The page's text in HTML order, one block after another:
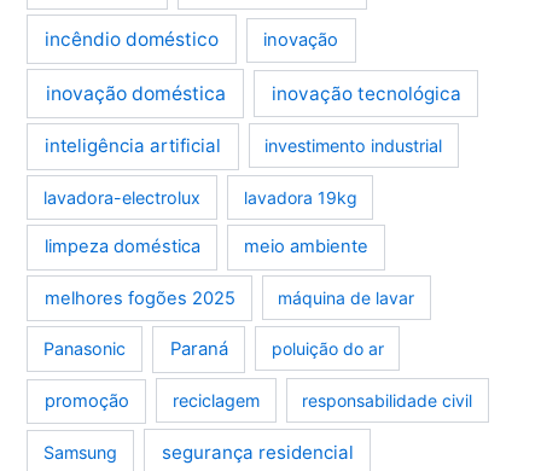
incêndio doméstico inovação
inovação doméstica inovação tecnológica
inteligência artificial investimento industrial
lavadora-electrolux lavadora 19kg
limpeza doméstica meio ambiente
melhores fogões 2025 máquina de lavar
Panasonic Paraná poluição do ar
promoção reciclagem responsabilidade civil
Samsung segurança residencial